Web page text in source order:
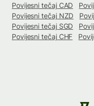
Povijesni tečaj CAD
Povijesni tečaj NZD
Povijesni tečaj SGD
Povijesni tečaj CHF